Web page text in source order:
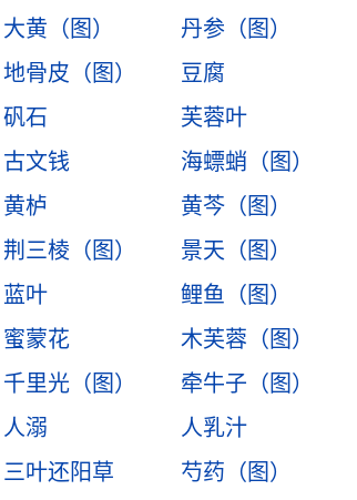
大黄（图） 丹参（图）
地骨皮（图） 豆腐
矾石 芙蓉叶
古文钱 海螵蛸（图）
黄栌 黄芩（图）
荆三棱（图） 景天（图）
蓝叶 鲤鱼（图）
蜜蒙花 木芙蓉（图）
千里光（图） 牵牛子（图）
人溺 人乳汁
三叶还阳草 芍药（图）